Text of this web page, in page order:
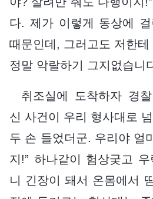
다. 제가 이렇게 동상에
때문인데, 그러고도 저한
정말 악랄하기 그지없습니
취조실에 도착하자 경
신 사건이 우리 형사대로
두 손 들었더군. 우리야 얼
지!” 하나같이 험상궂고
니 긴장이 돼서 온몸에서